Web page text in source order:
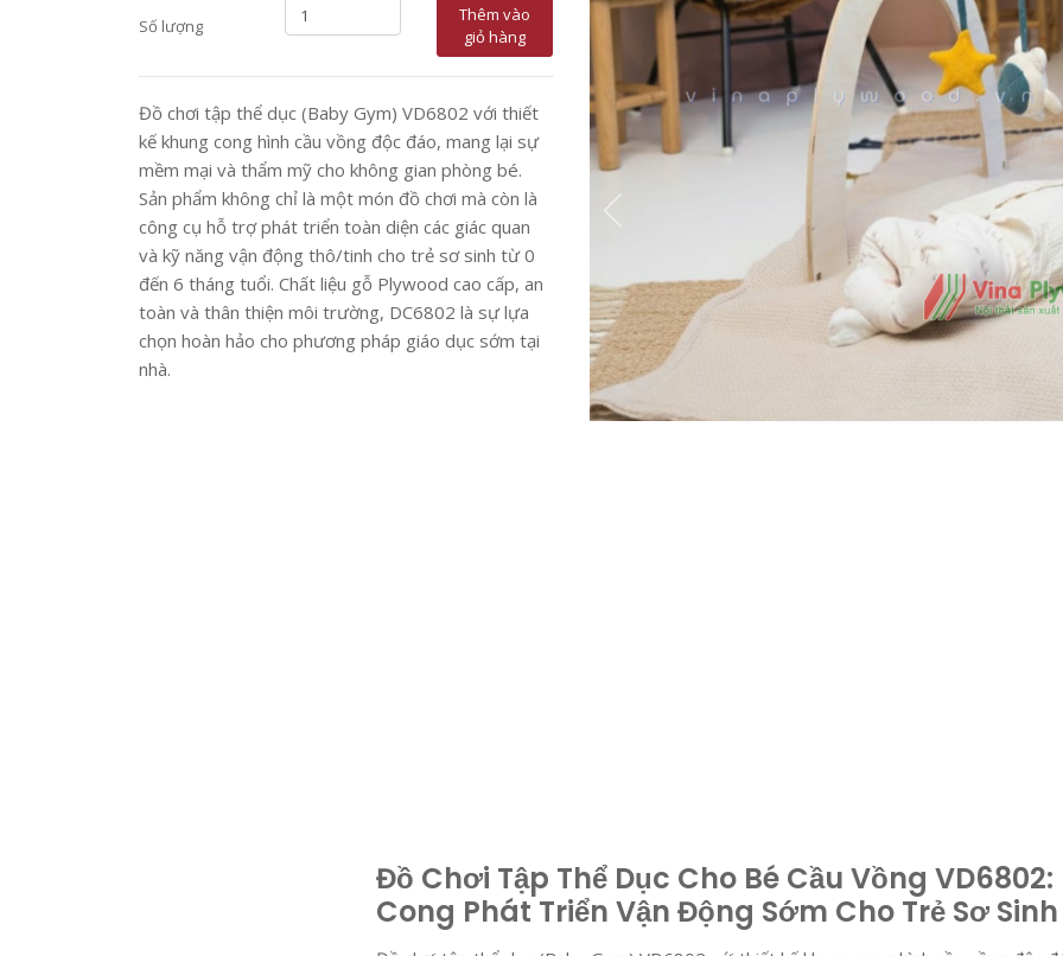
Số lượng
Thêm vào
giỏ hàng
Đồ chơi tập thể dục (Baby Gym) VD6802 với thiết
kế khung cong hình cầu vồng độc đáo, mang lại sự
mềm mại và thẩm mỹ cho không gian phòng bé.
Sản phẩm không chỉ là một món đồ chơi mà còn là
công cụ hỗ trợ phát triển toàn diện các giác quan
và kỹ năng vận động thô/tinh cho trẻ sơ sinh từ 0
đến 6 tháng tuổi. Chất liệu gỗ Plywood cao cấp, an
toàn và thân thiện môi trường, DC6802 là sự lựa
chọn hoàn hảo cho phương pháp giáo dục sớm tại
nhà.
Đồ Chơi Tập Thể Dục Cho Bé Cầu Vồng
Cong Phát Triển Vận Động Sớm Cho Trẻ Sơ Sinh